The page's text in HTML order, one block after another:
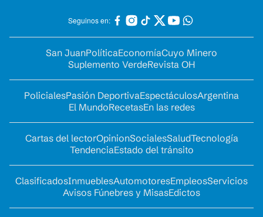
Seguinos en:
San JuanPolíticaEconomíaCuyo Minero
Suplemento VerdeRevista OH
PolicialesPasión DeportivaEspectáculosArgentina
El MundoRecetasEn las redes
Cartas del lectorOpinionSocialesSaludTecnología
TendenciaEstado del tránsito
ClasificadosInmueblesAutomotoresEmpleosServicios
Avisos Fúnebres y MisasEdictos